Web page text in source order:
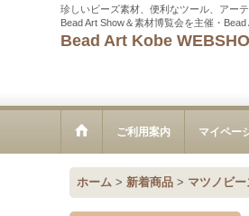
珍しいビーズ素材、便利なツール、アー
Bead Art Show＆素材博覧会を主催・
Bead Art Kobe
ご利用案内 マイペー
ホーム > 新着商品 > マツノビ